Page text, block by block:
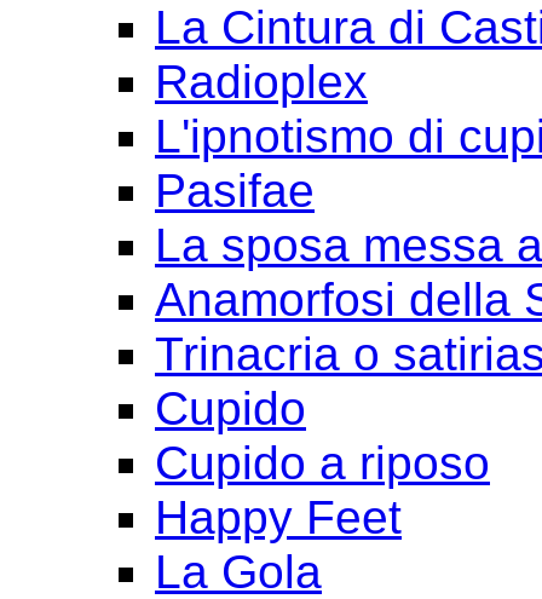
La Cintura di
Radioplex
L'ipnotismo di
Pasifae
La sposa messa
Anamorfosi della
Trinacria o
Cupido
Cupido a riposo
Happy Feet
La Gola